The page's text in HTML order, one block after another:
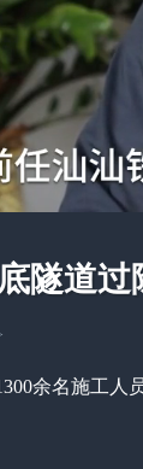
隧道过
余名施工